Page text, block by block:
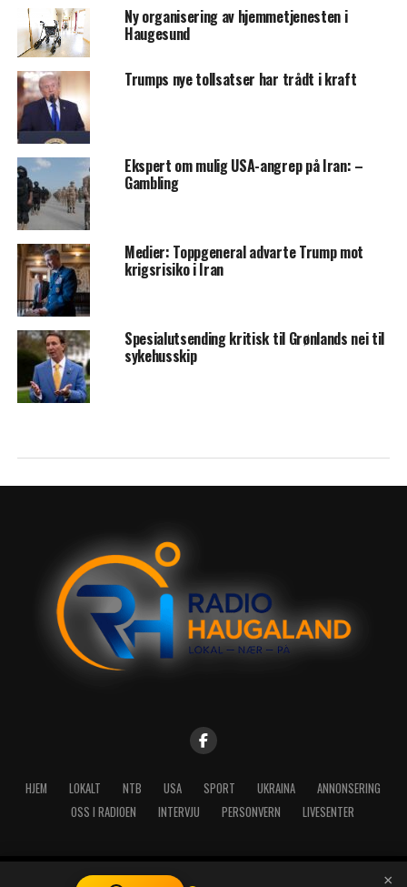
Ny organisering av hjemmetjenesten i
Haugesund
Trumps nye tollsatser har trådt i kraft
Ekspert om mulig USA-angrep på Iran: –
Gambling
Medier: Toppgeneral advarte Trump mot
krigsrisiko i Iran
Spesialutsending kritisk til Grønlands nei til
sykehusskip
HJEM LOKALT NTB USA SPORT UKRAINA
ANNONSERING
OSS I RADIOEN
INTERVJU PERSONVERN LIVESENTER
Copyright © 2026 A-Media AS | Radio Haugaland - Haraldsgata 114, ×